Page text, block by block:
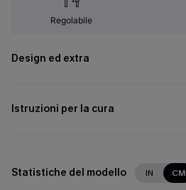
Regolabile
Design ed extra
Istruzioni per la cura
Statistiche del modello IN CM